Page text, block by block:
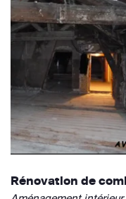
Rénovation de